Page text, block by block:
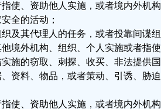
使、资助他人实施，或者境内外机
全的活动；
及其代理人的任务，或者投靠间谍
境外机构、组织、个人实施或者指
施的窃取、刺探、收买、非法提供
资料、物品，或者策动、引诱、胁
使、资助他人实施，或者境内外机